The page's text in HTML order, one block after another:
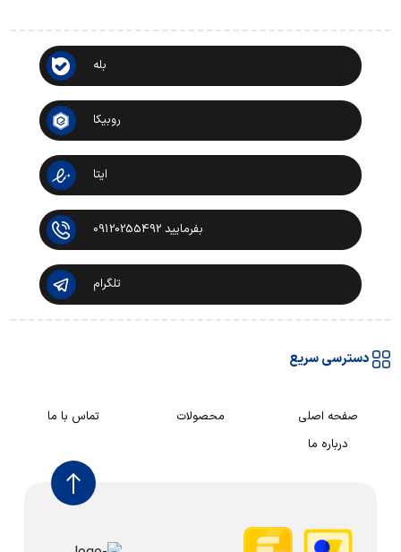
بله
روبیکا
ایتا
بفرمایید 09120255492
تلگرام
دسترسی سریع
صفحه اصلی محصولات
تماس با ما
درباره ما